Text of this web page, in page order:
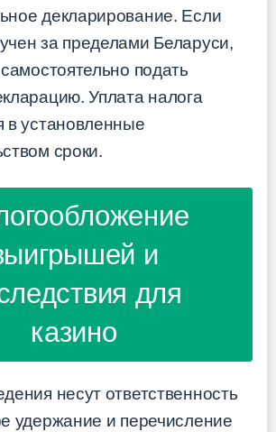
декларирование. Если
за пределами Беларуси,
подать
Уплата налога
в установленные
сроки.
и
для
казино
несут ответственность
удержание и перечисление